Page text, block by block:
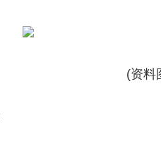
(资料